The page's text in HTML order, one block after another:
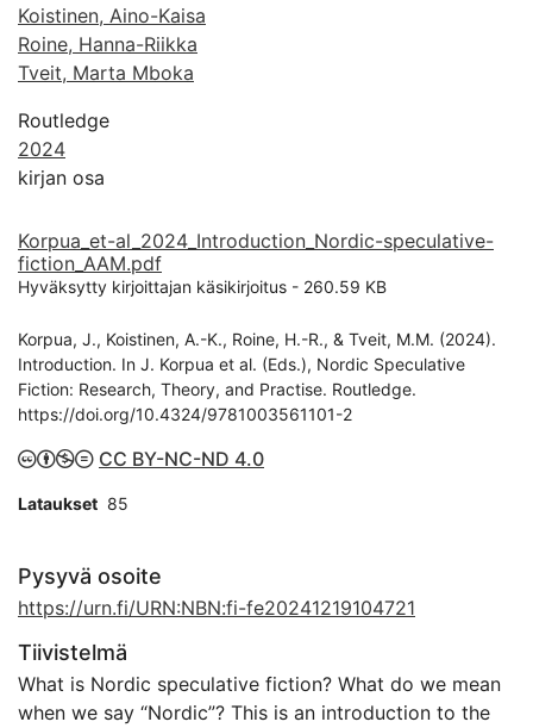
Koistinen, Aino-Kaisa
Roine, Hanna-Riikka
Tveit, Marta Mboka
Routledge
2024
kirjan osa
Korpua_et-al_2024_Introduction_Nordic-speculative-
fiction_AAM.pdf
Hyväksytty kirjoittajan käsikirjoitus - 260.59 KB
Korpua, J., Koistinen, A.-K., Roine, H.-R., & Tveit, M.M. (2024).
Introduction. In J. Korpua et al. (Eds.), Nordic Speculative
Fiction: Research, Theory, and Practise. Routledge.
https://doi.org/10.4324/9781003561101-2
CC BY-NC-ND 4.0
Lataukset 85
Pysyvä osoite
https://urn.fi/URN:NBN:fi-fe20241219104721
Tiivistelmä
What is Nordic speculative fiction? What do we mean
when we say “Nordic”? This is an introduction to the